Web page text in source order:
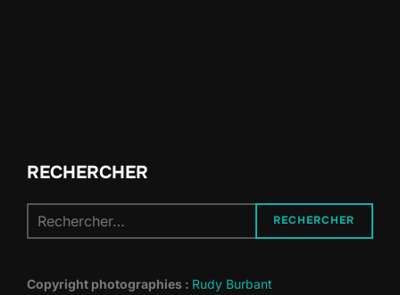
RECHERCHER
pour :
RECHERCHER
Copyright photographies : Rudy Burbant